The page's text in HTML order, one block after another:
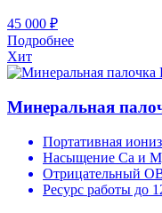
45 000 ₽
Подробнее
Хит
Минеральная
Портативная
Насыщение Ca и
Отрицательный
Ресурс работы до